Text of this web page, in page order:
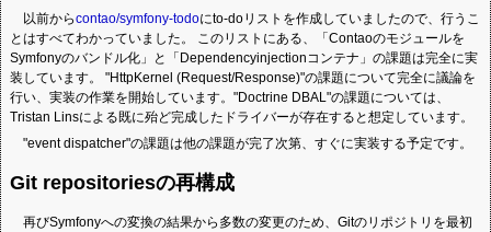
以前からcontao/symfony-todoにto-doリストを作成していましたので、行うこ
とはすべてわかっていました。 このリストにある、「Contaoのモジュールを
Symfonyのバンドル化」と「Dependencyinjectionコンテナ」の課題は完全に実
装しています。 "HttpKernel (Request/Response)"の課題について完全に議論を
行い、実装の作業を開始しています。"Doctrine DBAL"の課題については、
Tristan Linsによる既に殆ど完成したドライバーが存在すると想定しています。
"event dispatcher"の課題は他の課題が完了次第、すぐに実装する予定です。
Git repositoriesの再構成
再びSymfonyへの変換の結果から多数の変更のため、Gitのリポジトリを最初